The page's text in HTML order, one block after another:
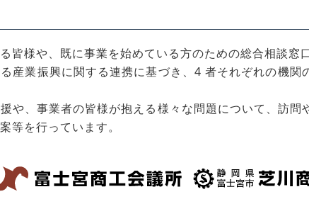
様や、既に事業を始めている方のための総合相談窓口
産業振興に関する連携に基づき、4 者それぞれの機関
や、事業者の皆様が抱える様々な問題について、訪問
等を行っています。